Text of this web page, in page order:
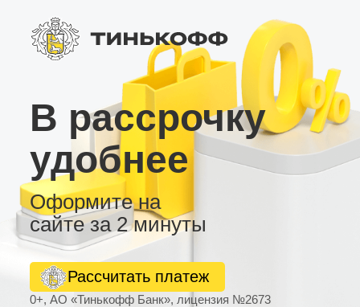
выход для сабвуфера • Подключение SPDIF,
цифровых выходов Coax и Toslink •
Встроенный вентилятор, слот для 4G сим,
поддержка AHD камеры заднего вида и USB
видеорегистратора Купите андроид магнитолу
MyDisplay KS 4/32 – надёжное,
функциональное и стильное устройство для
вашего автомобиля!
В рассрочку
удобнее
Оформите на
сайте за 2 минуты
0+, АО «Тинькофф Банк», лицензия №2673
Рассчитать платеж